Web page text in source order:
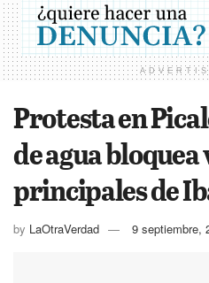
Protesta en
de agua bloquea
principales de
by LaOtraVerdad 9 septiembre,